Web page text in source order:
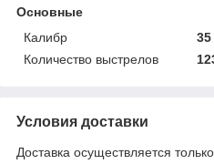
Основные
Калибр
Количество выстрелов
Условия доставки
Доставка осуществляется